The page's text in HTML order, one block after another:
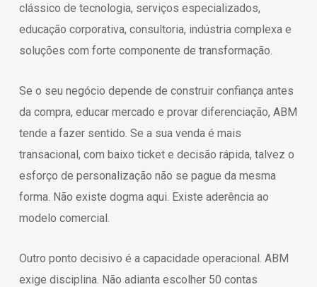
clássico de tecnologia, serviços especializados,
educação corporativa, consultoria, indústria complexa e
soluções com forte componente de transformação.
Se o seu negócio depende de construir confiança antes
da compra, educar mercado e provar diferenciação, ABM
tende a fazer sentido. Se a sua venda é mais
transacional, com baixo ticket e decisão rápida, talvez o
esforço de personalização não se pague da mesma
forma. Não existe dogma aqui. Existe aderência ao
modelo comercial.
Outro ponto decisivo é a capacidade operacional. ABM
exige disciplina. Não adianta escolher 50 contas